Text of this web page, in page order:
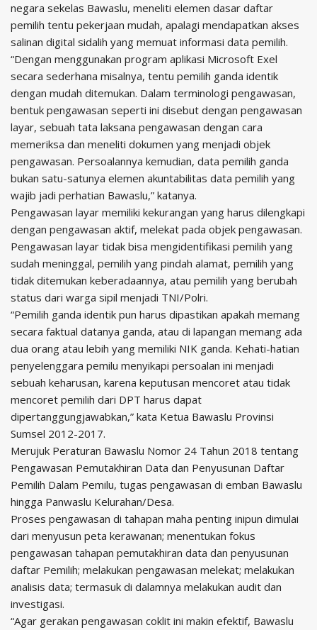
negara sekelas Bawaslu, meneliti elemen dasar daftar
pemilih tentu pekerjaan mudah, apalagi mendapatkan akses
salinan digital sidalih yang memuat informasi data pemilih.
“Dengan menggunakan program aplikasi Microsoft Exel
secara sederhana misalnya, tentu pemilih ganda identik
dengan mudah ditemukan. Dalam terminologi pengawasan,
bentuk pengawasan seperti ini disebut dengan pengawasan
layar, sebuah tata laksana pengawasan dengan cara
memeriksa dan meneliti dokumen yang menjadi objek
pengawasan. Persoalannya kemudian, data pemilih ganda
bukan satu-satunya elemen akuntabilitas data pemilih yang
wajib jadi perhatian Bawaslu,” katanya.
Pengawasan layar memiliki kekurangan yang harus dilengkapi
dengan pengawasan aktif, melekat pada objek pengawasan.
Pengawasan layar tidak bisa mengidentifikasi pemilih yang
sudah meninggal, pemilih yang pindah alamat, pemilih yang
tidak ditemukan keberadaannya, atau pemilih yang berubah
status dari warga sipil menjadi TNI/Polri.
“Pemilih ganda identik pun harus dipastikan apakah memang
secara faktual datanya ganda, atau di lapangan memang ada
dua orang atau lebih yang memiliki NIK ganda. Kehati-hatian
penyelenggara pemilu menyikapi persoalan ini menjadi
sebuah keharusan, karena keputusan mencoret atau tidak
mencoret pemilih dari DPT harus dapat
dipertanggungjawabkan,” kata Ketua Bawaslu Provinsi
Sumsel 2012-2017.
Merujuk Peraturan Bawaslu Nomor 24 Tahun 2018 tentang
Pengawasan Pemutakhiran Data dan Penyusunan Daftar
Pemilih Dalam Pemilu, tugas pengawasan di emban Bawaslu
hingga Panwaslu Kelurahan/Desa.
Proses pengawasan di tahapan maha penting inipun dimulai
dari menyusun peta kerawanan; menentukan fokus
pengawasan tahapan pemutakhiran data dan penyusunan
daftar Pemilih; melakukan pengawasan melekat; melakukan
analisis data; termasuk di dalamnya melakukan audit dan
investigasi.
“Agar gerakan pengawasan coklit ini makin efektif, Bawaslu